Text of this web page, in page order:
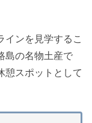
インを見学するこ
島の名物土産で
憩スポットとして